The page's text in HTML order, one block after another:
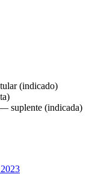
(indicado)
suplente (indicada)